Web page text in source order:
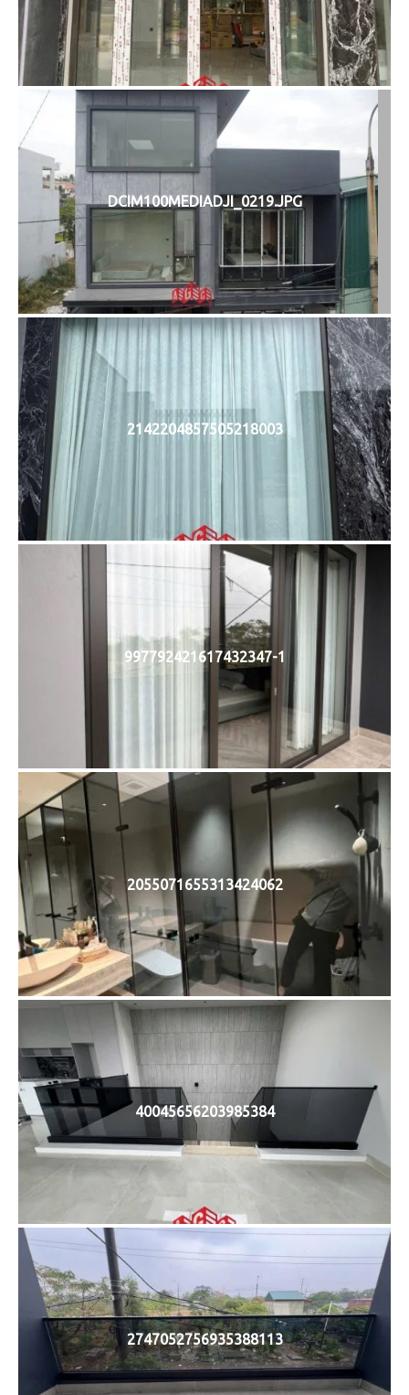
DCIM100MEDIADJI_0219.JPG
2142204857505218003
997792421617432347-1
2055071655313424062
40045656203985384
2747052756935388113